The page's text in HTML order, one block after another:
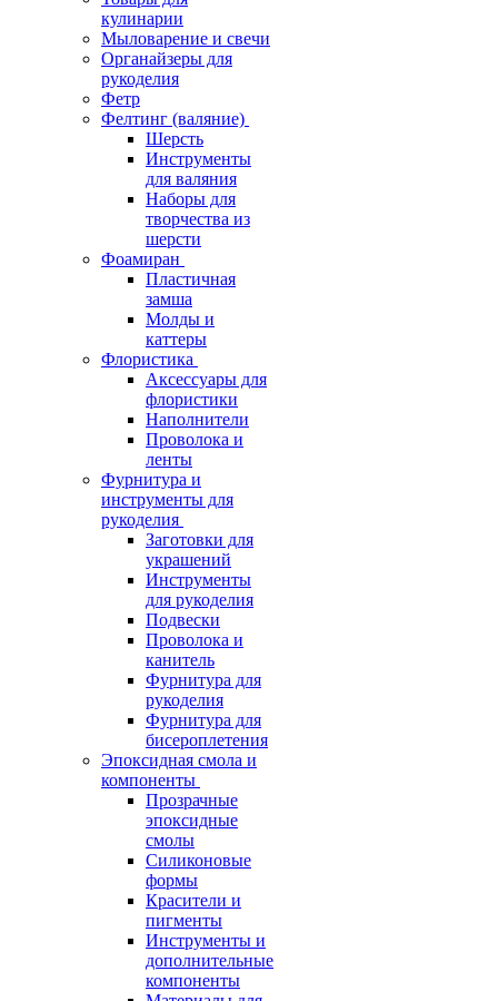
кулинарии
Мыловарение и свечи
Органайзеры для
рукоделия
Фетр
Фелтинг (валяние)
Шерсть
Инструменты
для валяния
Наборы для
творчества из
шерсти
Фоамиран
Пластичная
замша
Молды и
каттеры
Флористика
Аксессуары для
флористики
Наполнители
Проволока и
ленты
Фурнитура и
инструменты для
рукоделия
Заготовки для
украшений
Инструменты
для рукоделия
Подвески
Проволока и
канитель
Фурнитура для
рукоделия
Фурнитура для
бисероплетения
Эпоксидная смола и
компоненты
Прозрачные
эпоксидные
смолы
Силиконовые
формы
Красители и
пигменты
Инструменты и
дополнительные
компоненты